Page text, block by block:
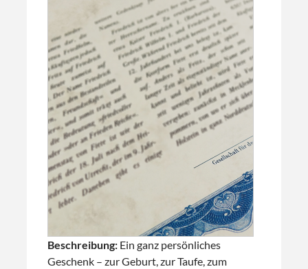
Beschreibung: Ein ganz persönliches
Geschenk – zur Geburt, zur Taufe, zum